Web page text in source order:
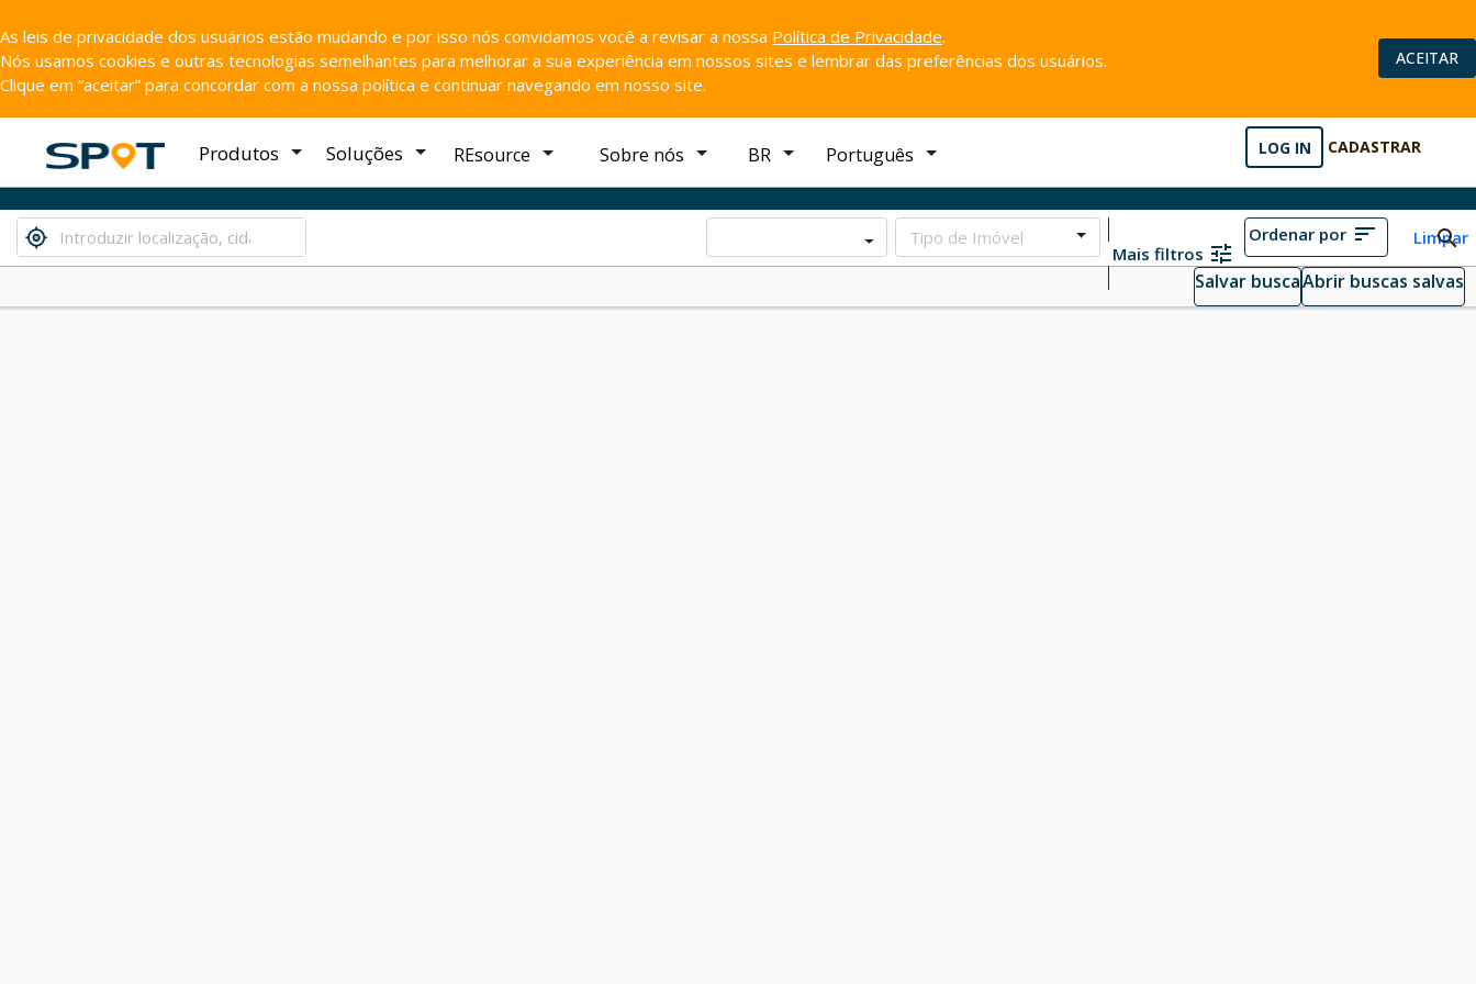
As leis de privacidade dos usuários estão mudando e por isso nós convidamos você a revisar a nossa Política de Privacidade.
Nós usamos cookies e outras tecnologias semelhantes para melhorar a sua experiência em nossos sites e lembrar das preferências dos usuários.
Clique em “aceitar” para concordar com a nossa política e continuar navegando em nosso site.
ACEITAR
Produtos Soluções REsource Sobre nós BR Português LOG IN CADASTRAR
Tipo de Imóvel
Mais filtros
Ordenar por Limpar
Salvar buscaAbrir buscas salvas